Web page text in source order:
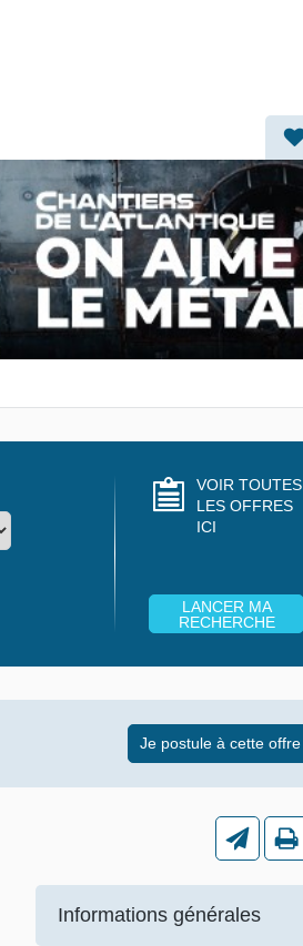
VOIR TOUTES
LES OFFRES
ICI
Informations générales